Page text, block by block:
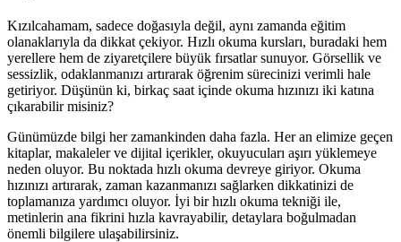
Kızılcahamam, sadece doğasıyla değil, aynı zamanda eğitim
olanaklarıyla da dikkat çekiyor. Hızlı okuma kursları, buradaki hem
yerellere hem de ziyaretçilere büyük fırsatlar sunuyor. Görsellik ve
sessizlik, odaklanmanızı artırarak öğrenim sürecinizi verimli hale
getiriyor. Düşünün ki, birkaç saat içinde okuma hızınızı iki katına
çıkarabilir misiniz?
Günümüzde bilgi her zamankinden daha fazla. Her an elimize geçen
kitaplar, makaleler ve dijital içerikler, okuyucuları aşırı yüklemeye
neden oluyor. Bu noktada hızlı okuma devreye giriyor. Okuma
hızınızı artırarak, zaman kazanmanızı sağlarken dikkatinizi de
toplamanıza yardımcı oluyor. İyi bir hızlı okuma tekniği ile,
metinlerin ana fikrini hızla kavrayabilir, detaylara boğulmadan
önemli bilgilere ulaşabilirsiniz.